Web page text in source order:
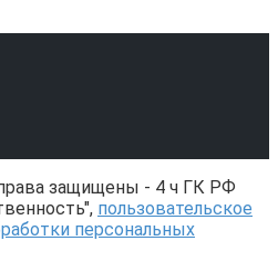
защищены - 4 ч ГК РФ
пользовательское
персональных